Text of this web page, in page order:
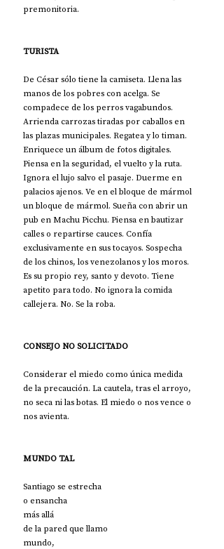
premonitoria.
TURISTA
De César sólo tiene la camiseta. Llena las
manos de los pobres con acelga. Se
compadece de los perros vagabundos.
Arrienda carrozas tiradas por caballos en
las plazas municipales. Regatea y lo timan.
Enriquece un álbum de fotos digitales.
Piensa en la seguridad, el vuelto y la ruta.
Ignora el lujo salvo el pasaje. Duerme en
palacios ajenos. Ve en el bloque de mármol
un bloque de mármol. Sueña con abrir un
pub en Machu Picchu. Piensa en bautizar
calles o repartirse cauces. Confía
exclusivamente en sus tocayos. Sospecha
de los chinos, los venezolanos y los moros.
Es su propio rey, santo y devoto. Tiene
apetito para todo. No ignora la comida
callejera. No. Se la roba.
CONSEJO NO SOLICITADO
Considerar el miedo como única medida
de la precaución. La cautela, tras el arroyo,
no seca ni las botas. El miedo o nos vence o
nos avienta.
MUNDO TAL
Santiago se estrecha
o ensancha
más allá
de la pared que llamo
mundo,